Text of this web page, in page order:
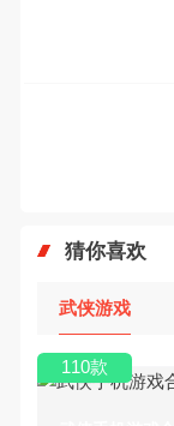
猜你喜欢
武侠游戏
110款